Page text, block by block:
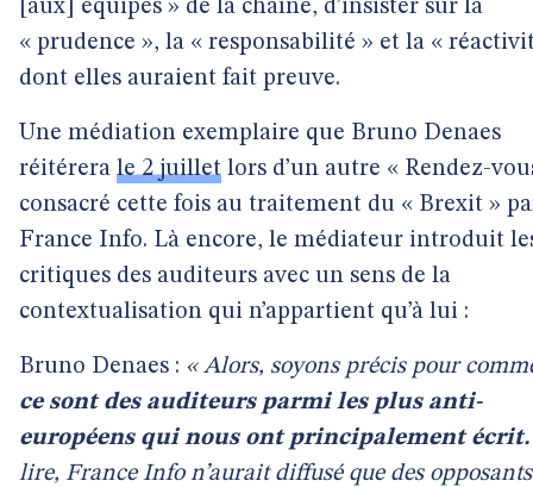
[aux] équipes » de la chaîne, d’insister sur la
« prudence », la « responsabilité » et la «
dont elles auraient fait preuve.
Une médiation exemplaire que Bruno Denaes
réitérera le 2 juillet lors d’un autre « Rendez-
consacré cette fois au traitement du « Brexit »
France Info. Là encore, le médiateur introduit
critiques des auditeurs avec un sens de la
contextualisation qui n’appartient qu’à lui :
Bruno Denaes : « Alors, soyons précis pour
ce sont des auditeurs parmi les plus anti-
européens qui nous ont principalement écrit.
lire, France Info n’aurait diffusé que des